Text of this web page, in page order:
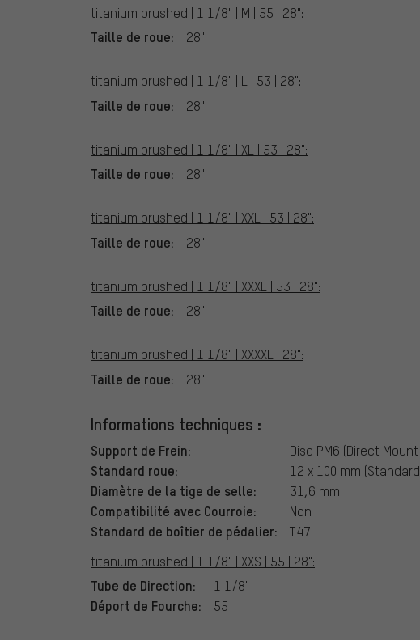
titanium brushed | 1 1/8" | M | 55 | 28":
Taille de roue: 28"
titanium brushed | 1 1/8" | L | 53 | 28":
Taille de roue: 28"
titanium brushed | 1 1/8" | XL | 53 | 28":
Taille de roue: 28"
titanium brushed | 1 1/8" | XXL | 53 | 28":
Taille de roue: 28"
titanium brushed | 1 1/8" | XXXL | 53 | 28":
Taille de roue: 28"
titanium brushed | 1 1/8" | XXXXL | 28":
Taille de roue: 28"
Informations techniques :
Support de Frein: Disc PM6 (Direct
Standard roue: 12 x 100 mm
Diamètre de la tige de selle: 31,6 mm
Compatibilité avec Courroie: Non
Standard de boîtier de pédalier:
T47
titanium brushed | 1 1/8" | XXS | 55 | 28":
Tube de Direction: 1 1/8"
Déport de Fourche: 55